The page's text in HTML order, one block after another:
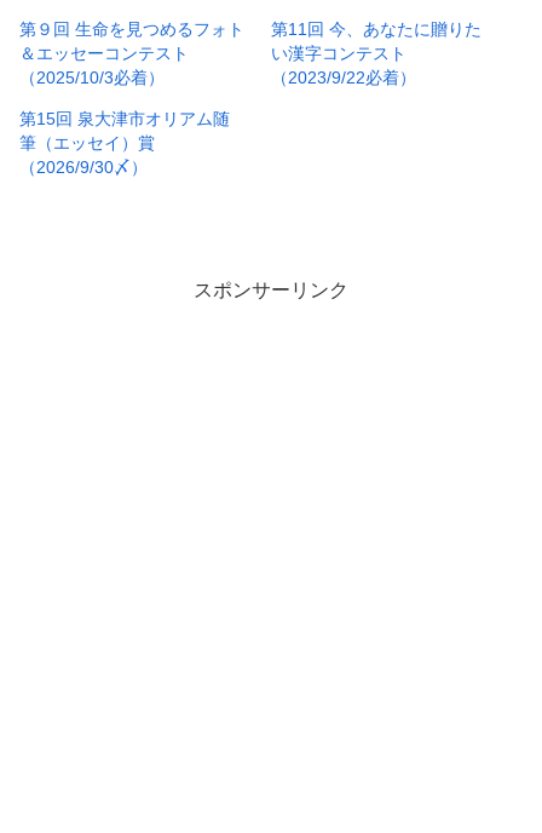
第９回 生命を見つめるフォト
＆エッセーコンテスト
（2025/10/3必着）
第11回 今、あなたに贈りた
い漢字コンテスト
（2023/9/22必着）
第15回 泉大津市オリアム随
筆（エッセイ）賞
（2026/9/30〆）
スポンサーリンク